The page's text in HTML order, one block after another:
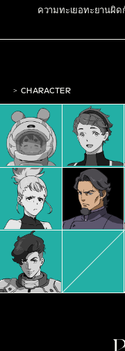
ความทะเยอทะยานผิ
CHARACTER